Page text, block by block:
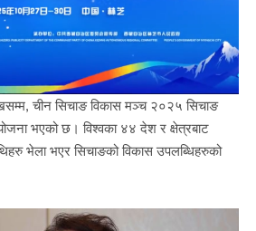
चीन सिचाङ विकास मञ्च २०२५ सिचाङ
भएको छ। विश्वका ४४ देश र क्षेत्रबाट
भेला भएर सिचाङको विकास उपलब्धिहरुको